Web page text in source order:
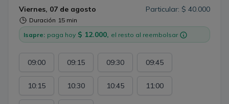
Viernes, 07 de agosto
Duración 15 min
Particular: $ 40.000
Isapre: paga hoy $ 12.000, el resto al reembolsar
09:00 09:15 09:30 09:45
10:15 10:30 10:45 11:00